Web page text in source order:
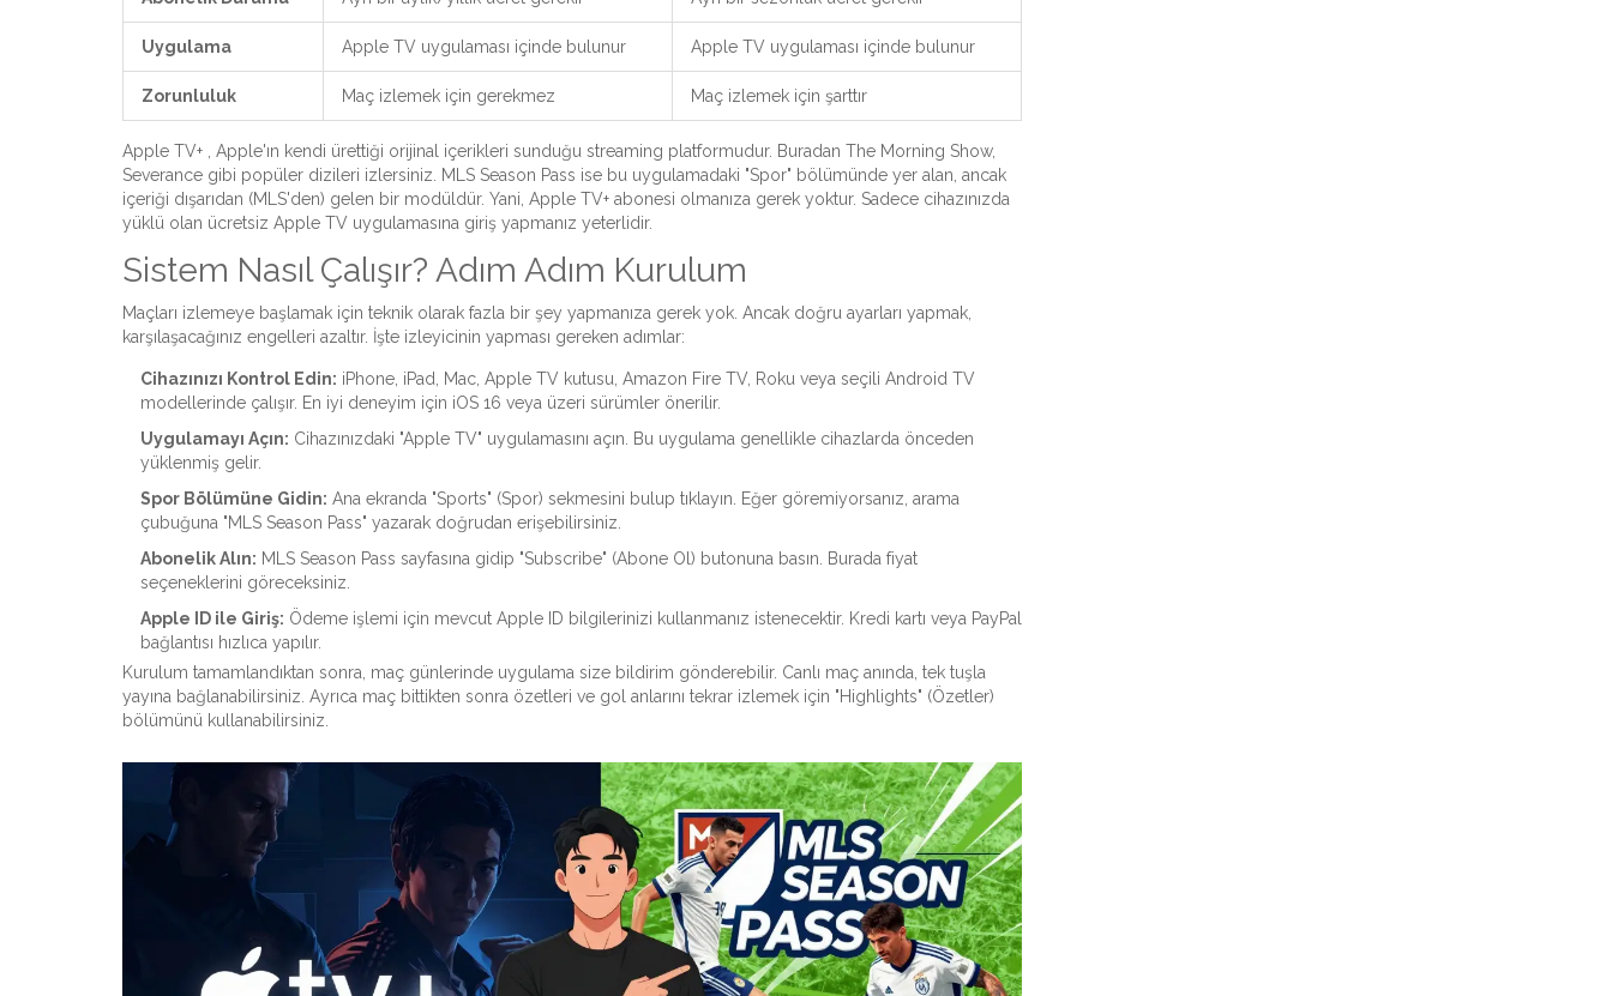
Uygulama Apple TV uygulaması içinde bulunur Apple TV uygulaması içinde bulunur
Zorunluluk Maç izlemek için gerekmez Maç izlemek için şarttır
Apple TV+ , Apple'ın kendi ürettiği orijinal içerikleri sunduğu streaming platformudur. Buradan The Morning Show,
Severance gibi popüler dizileri izlersiniz. MLS Season Pass ise bu uygulamadaki "Spor" bölümünde yer alan, ancak
içeriği dışarıdan (MLS'den) gelen bir modüldür. Yani, Apple TV+ abonesi olmanıza gerek yoktur. Sadece cihazınızda
yüklü olan ücretsiz Apple TV uygulamasına giriş yapmanız yeterlidir.
Sistem Nasıl Çalışır? Adım Adım Kurulum
Maçları izlemeye başlamak için teknik olarak fazla bir şey yapmanıza gerek yok. Ancak doğru ayarları yapmak,
karşılaşacağınız engelleri azaltır. İşte izleyicinin yapması gereken adımlar:
Cihazınızı Kontrol Edin: iPhone, iPad, Mac, Apple TV kutusu, Amazon Fire TV, Roku veya seçili Android TV
modellerinde çalışır. En iyi deneyim için iOS 16 veya üzeri sürümler önerilir.
Uygulamayı Açın: Cihazınızdaki "Apple TV" uygulamasını açın. Bu uygulama genellikle cihazlarda önceden
yüklenmiş gelir.
Spor Bölümüne Gidin: Ana ekranda "Sports" (Spor) sekmesini bulup tıklayın. Eğer göremiyorsanız, arama
çubuğuna "MLS Season Pass" yazarak doğrudan erişebilirsiniz.
Abonelik Alın: MLS Season Pass sayfasına gidip "Subscribe" (Abone Ol) butonuna basın. Burada fiyat
seçeneklerini göreceksiniz.
Apple ID ile Giriş: Ödeme işlemi için mevcut Apple ID bilgilerinizi kullanmanız istenecektir. Kredi kartı veya PayPal
bağlantısı hızlıca yapılır.
Kurulum tamamlandıktan sonra, maç günlerinde uygulama size bildirim gönderebilir. Canlı maç anında, tek tuşla
yayına bağlanabilirsiniz. Ayrıca maç bittikten sonra özetleri ve gol anlarını tekrar izlemek için "Highlights" (Özetler)
bölümünü kullanabilirsiniz.